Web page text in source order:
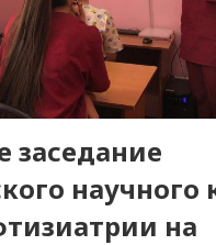
заседание
научного
на